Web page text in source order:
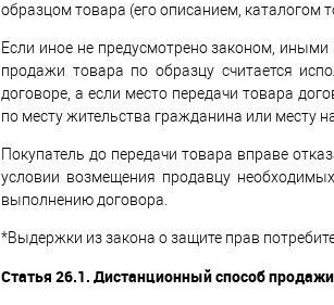
образцом товара (его описанием,
Если иное не предусмотрено законом,
продажи товара по образцу считается
договоре, а если место передачи товара
по месту жительства гражданина или месту
Покупатель до передачи товара вправе
условии возмещения продавцу
выполнению договора.
*Выдержки из закона о защите прав
Статья 26.1. Дистанционный способ